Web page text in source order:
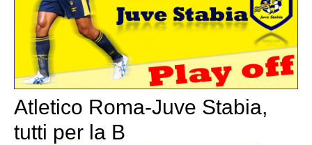
Atletico Roma-Juve Stabia,
tutti per la B